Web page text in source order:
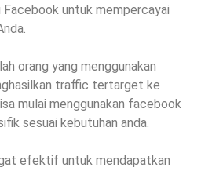
untuk mempercayai
orang yang menggunakan
traffic tertarget ke
mulai menggunakan facebook
sesuai kebutuhan anda.
efektif untuk mendapatkan